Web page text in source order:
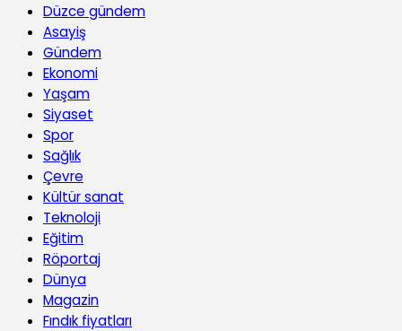
Düzce gündem
Asayiş
Gündem
Ekonomi
Yaşam
Siyaset
Spor
Sağlık
Çevre
Kültür sanat
Teknoloji
Eğitim
Röportaj
Dünya
Magazin
Fındık fiyatları